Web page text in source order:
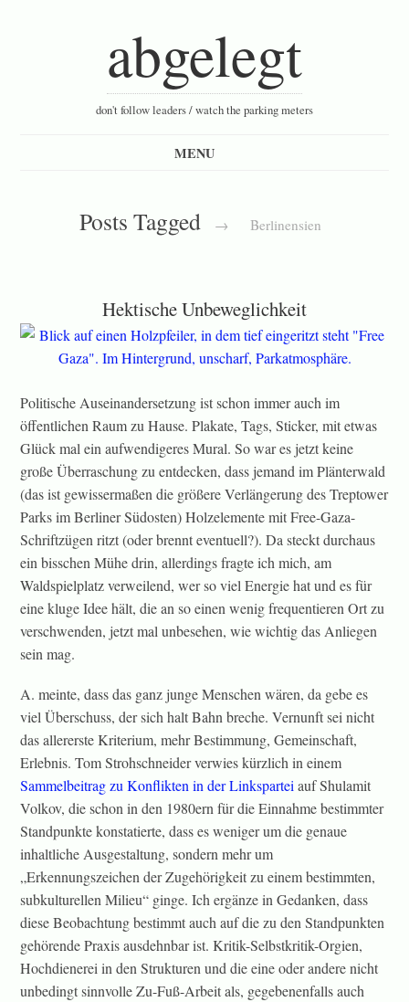
abgelegt
don't follow leaders / watch the parking meters
Posts Tagged → Berlinensien
Hektische Unbeweglichkeit
Politische Auseinandersetzung ist schon immer auch im
öffentlichen Raum zu Hause. Plakate, Tags, Sticker, mit etwas
Glück mal ein aufwendigeres Mural. So war es jetzt keine
große Überraschung zu entdecken, dass jemand im Plänterwald
(das ist gewissermaßen die größere Verlängerung des Treptower
Parks im Berliner Südosten) Holzelemente mit Free-Gaza-
Schriftzügen ritzt (oder brennt eventuell?). Da steckt durchaus
ein bisschen Mühe drin, allerdings fragte ich mich, am
Waldspielplatz verweilend, wer so viel Energie hat und es für
eine kluge Idee hält, die an so einen wenig frequentieren Ort zu
verschwenden, jetzt mal unbesehen, wie wichtig das Anliegen
sein mag.
A. meinte, dass das ganz junge Menschen wären, da gebe es
viel Überschuss, der sich halt Bahn breche. Vernunft sei nicht
das allererste Kriterium, mehr Bestimmung, Gemeinschaft,
Erlebnis. Tom Strohschneider verwies kürzlich in einem
Sammelbeitrag zu Konflikten in der Linkspartei auf Shulamit
Volkov, die schon in den 1980ern für die Einnahme bestimmter
Standpunkte konstatierte, dass es weniger um die genaue
inhaltliche Ausgestaltung, sondern mehr um
„Erkennungszeichen der Zugehörigkeit zu einem bestimmten,
subkulturellen Milieu“ ginge. Ich ergänze in Gedanken, dass
diese Beobachtung bestimmt auch auf die zu den Standpunkten
gehörende Praxis ausdehnbar ist. Kritik-Selbstkritik-Orgien,
Hochdienerei in den Strukturen und die eine oder andere nicht
unbedingt sinnvolle Zu-Fuß-Arbeit als, gegebenenfalls auch